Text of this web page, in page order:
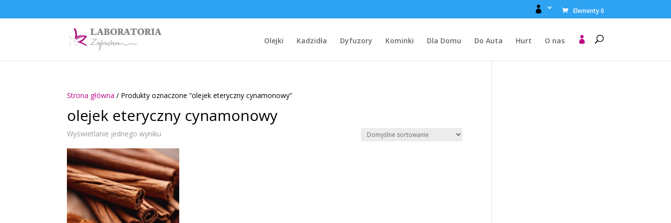
 Elementy 0
Olejki Kadzidła Dyfuzory Kominki Dla Domu Do Auta Hurt O nas 
Strona główna / Produkty oznaczone “olejek eteryczny cynamonowy”
olejek eteryczny cynamonowy
Wyświetlanie jednego wyniku